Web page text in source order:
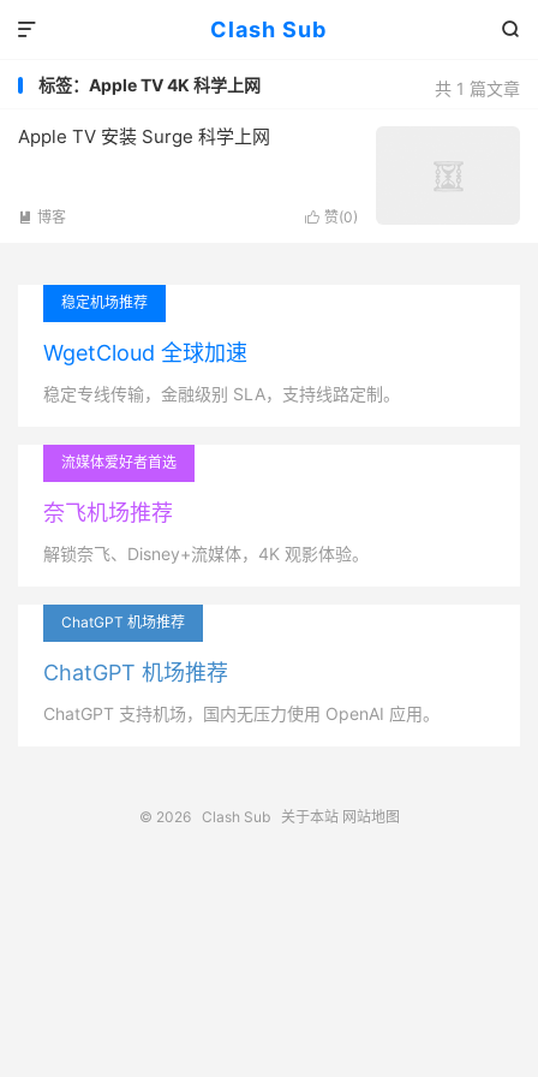
Clash Sub 

共 1 篇文章
标签：Apple TV 4K 科学上网
Apple TV 安装 Surge 科学上网
 赞(0)
 博客
稳定机场推荐
WgetCloud 全球加速
稳定专线传输，金融级别 SLA，支持线路定制。
流媒体爱好者首选
奈飞机场推荐
解锁奈飞、Disney+流媒体，4K 观影体验。
ChatGPT 机场推荐
ChatGPT 机场推荐
ChatGPT 支持机场，国内无压力使用 OpenAI 应用。
© 2026 Clash Sub 关于本站 网站地图